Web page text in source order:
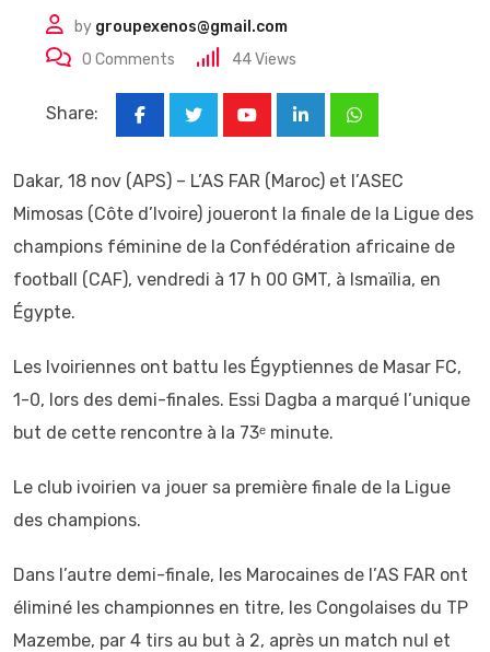
by groupexenos@gmail.com
0 Comments 44Views
Share:
LinkedInWhatsapp
Dakar, 18 nov (APS) – L’AS FAR (Maroc) et l’ASEC
Mimosas (Côte d’Ivoire) joueront la finale de la Ligue des
champions féminine de la Confédération africaine de
football (CAF), vendredi à 17 h 00 GMT, à Ismaïlia, en
Égypte.
Les Ivoiriennes ont battu les Égyptiennes de Masar FC,
1-0, lors des demi-finales. Essi Dagba a marqué l’unique
but de cette rencontre à la 73ᵉ minute.
Le club ivoirien va jouer sa première finale de la Ligue
des champions.
Dans l’autre demi-finale, les Marocaines de l’AS FAR ont
éliminé les championnes en titre, les Congolaises du TP
Mazembe, par 4 tirs au but à 2, après un match nul et